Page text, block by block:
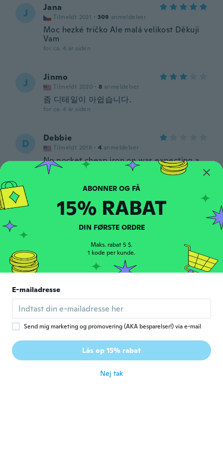
J Jana
Tilmeldt 2021 · 309 anmeldelser
Moc hezké tričko Ale malá velikost Děkuji
Vam
for ca. 4 år siden
J Jinmo
Tilmeldt 2020 · 8 anmeldelser
좀 디테일이 아쉽습니다.
for ca. 4 år siden
D Debbie
Tilmeldt 2018 · 4 anmeldelser
No pocket cheap iron on was expecting a
printed on picture as shown with a pocket
for ca. 4 år siden
Robert
Tilmeldt 2020 · 129 anmeldelser · 8
Nobuyuki
光 光治
かなり小さいアイロンシールです。 シール
が、テカテカです。
15% RABAT
DIN FØRSTE ORDRE
Maks. rabat 5 $.
1 kode per kunde.
E-mailadresse
Send mig marketing og promovering (AKA besparelser!) via e-mail
Lås op 15% rabat
Nej tak